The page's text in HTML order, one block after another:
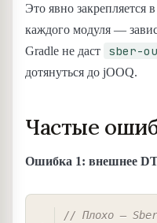
Это явно закрепляется в
каждого модуля —
Gradle не даст
sber-
дотянуться до jOOQ.
Частые
Ошибка 1: внешнее
// Плохо — Sber